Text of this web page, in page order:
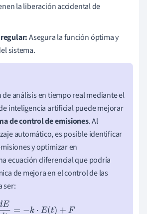
la liberación accidental de
Asegura la función óptima y
sistema.
análisis en tiempo real mediante el
inteligencia artificial puede mejorar
de control de emisiones. Al
automático, es posible identificar
y optimizar en
ecuación diferencial que podría
de mejora en el control de las
ser:
dEdt=−k⋅ E(t)+F